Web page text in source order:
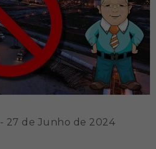
- 27 de Junho de 2024